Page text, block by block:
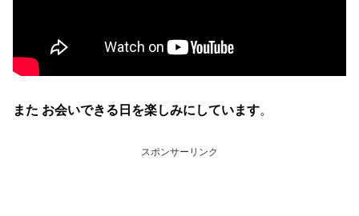
また お会いできる日を楽しみにしています。
スポンサーリンク